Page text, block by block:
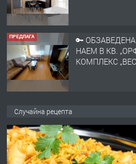
ПРЕДЛАГА
🔑
НАЕМ В КВ.
КОМПЛЕКС
АПАРТАМЕНТ В
ХАСКОВО
Случайна рецепта